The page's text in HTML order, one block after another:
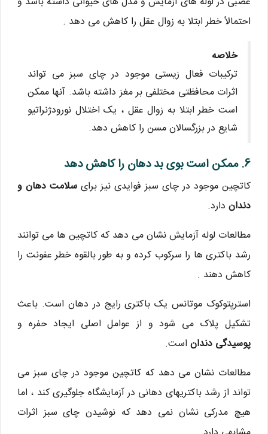
احتمالاً خطر ابتلا به زوال عقل را کاهش می دهد .
خلاصه
ترکیبات فعال زیستی موجود در چای سبز می تواند
اثرات محافظتی مختلفی بر مغز داشته باشد. آنها ممکن
است خطر ابتلا به زوال عقل ، یک اختلال نورودژنراتیو
شایع در بزرگسالان مسن را کاهش دهد.
6. ممکن است بوی بد دهان را کاهش دهد
کاتچین موجود در چای سبز فوایدی نیز برای سلامت دهان و
دندان دارد.
مطالعات لوله آزمایش نشان می دهد که کاتچین ها می توانند
رشد باکتری ها را سرکوب کرده و به طور بالقوه خطر عفونت را
کاهش دهند .
استرپتوکوک موتانس یک باکتری رایج در دهان است. باعث
تشکیل پلاک می شود و از عوامل اصلی ایجاد حفره و
پوسیدگی دندان است.
مطالعات نشان می دهد که کاتچین موجود در چای سبز می
تواند از رشد باکتریهای دهانی در آزمایشگاه جلوگیری کند ، اما
هیچ مدرکی نشان نمی دهد که نوشیدن چای سبز اثرات